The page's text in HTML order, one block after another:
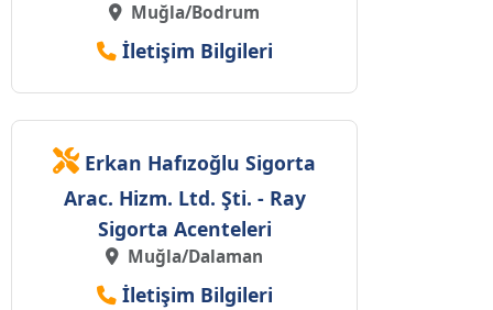
Muğla/Bodrum
İletişim Bilgileri
Erkan Hafızoğlu Sigorta
Arac. Hizm. Ltd. Şti. - Ray
Sigorta Acenteleri
Muğla/Dalaman
İletişim Bilgileri